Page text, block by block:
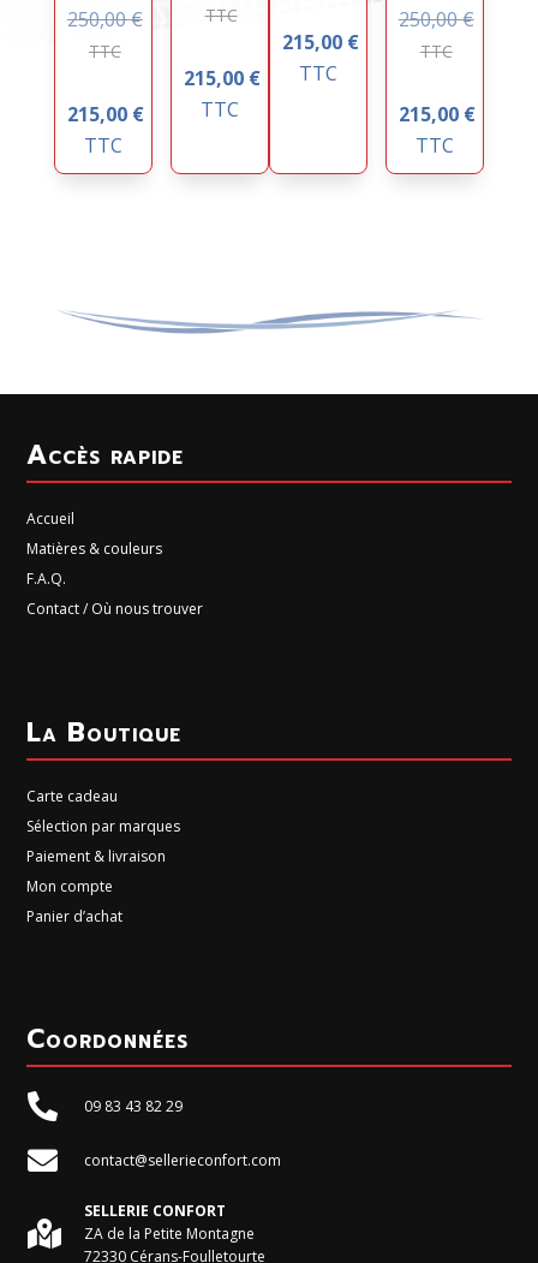
250,00€
TTC
215,00 €
TTC
TTC
215,00 €
TTC
215,00 €
TTC
250,00€
TTC
215,00 €
TTC
Accès rapide
Accueil
Matières & couleurs
F.A.Q.
Contact / Où nous trouver
La Boutique
Carte cadeau
Sélection par marques
Paiement & livraison
Mon compte
Panier d’achat
Coordonnées
 09 83 43 82 29
 contact@sellerieconfort.com

SELLERIE CONFORT
ZA de la Petite Montagne
72330 Cérans-Foulletourte